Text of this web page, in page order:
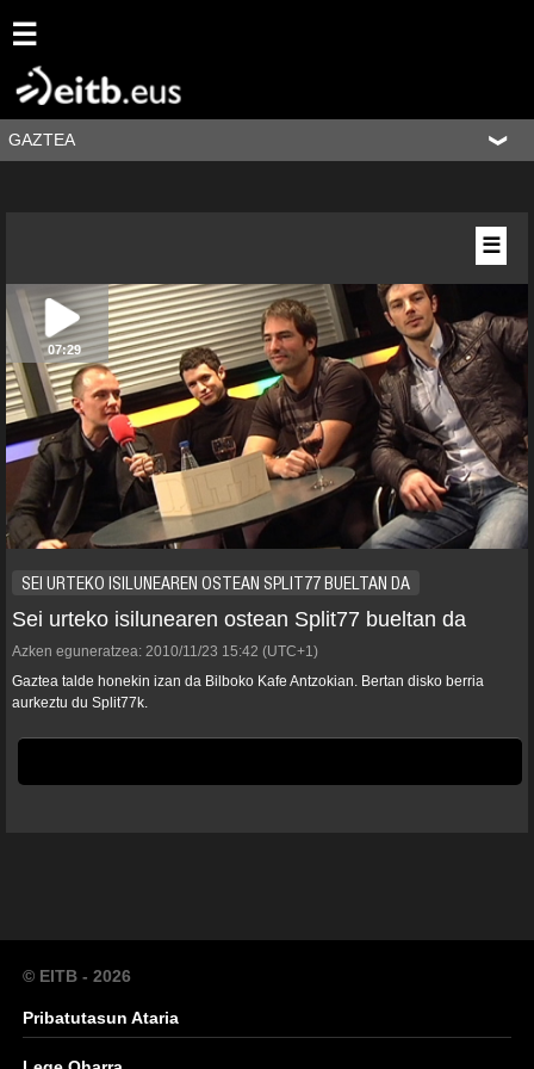
☰
GAZTEA
07:29
SEI URTEKO ISILUNEAREN OSTEAN SPLIT77 BUELTAN DA
Sei urteko isilunearen ostean Split77 bueltan da
Azken eguneratzea: 2010/11/23 15:42 (UTC+1)
Gaztea talde honekin izan da Bilboko Kafe Antzokian. Bertan disko berria
aurkeztu du Split77k.
☰
© EITB - 2026
Pribatutasun Ataria